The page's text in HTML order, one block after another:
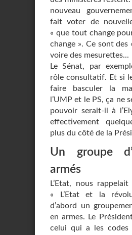
nouveau
fait voter de
« que tout change
change ». Ce sont des
voire des mesurettes...
Le Sénat, par
rôle consultatif. Et si
faire basculer la
l’UMP et le PS, ça ne
pouvoir serait-il à
effectivement
plus du côté de la
Un groupe
armés
L’Etat, nous
« L’Etat et la
d’abord un
en armes. Le
celui qui a les codes